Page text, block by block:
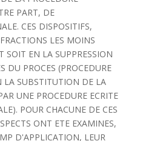
PART, DE
CES DISPOSITIFS,
LES MOINS
SOIT EN LA SUPPRESSION
DU PROCES (PROCEDURE
LA SUBSTITUTION DE LA
UNE PROCEDURE ECRITE
POUR CHACUNE DE CES
ONT ETE EXAMINES,
D'APPLICATION, LEUR